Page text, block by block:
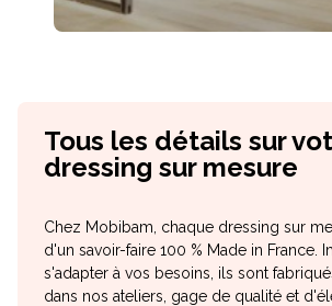
Tous les détails sur
dressing sur mesure
Chez Mobibam, chaque dressing sur
d'un savoir-faire 100 % Made in France.
s'adapter à vos besoins, ils sont
dans nos ateliers, gage de qualité et